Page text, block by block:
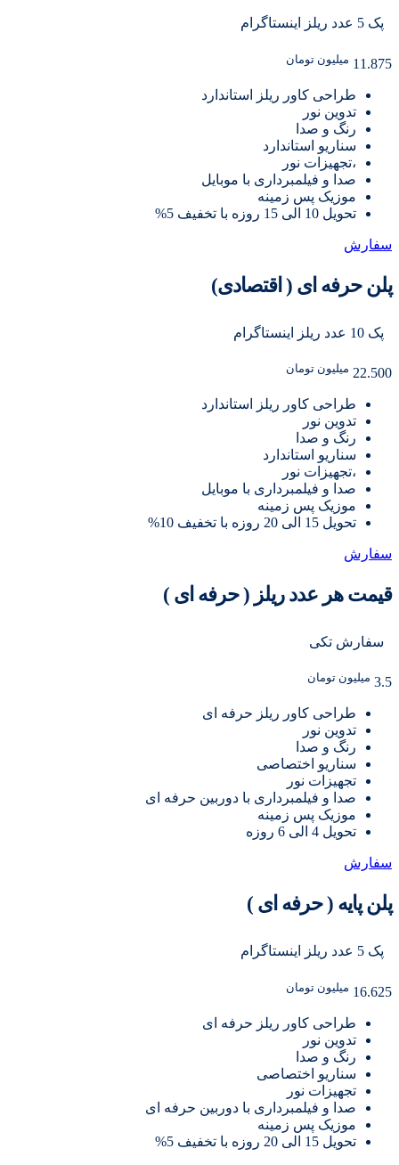
پک 5 عدد ریلز اینستاگرام
11.875 میلیون تومان
طراحی کاور ریلز استاندارد
تدوین نور
رنگ و صدا
سناریو استاندارد
،تجهیزات نور
صدا و فیلمبرداری با موبایل
موزیک پس زمینه
تحویل 10 الی 15 روزه با تخفیف 5%
سفارش
پلن حرفه ای ( اقتصادی)
پک 10 عدد ریلز اینستاگرام
22.500 میلیون تومان
طراحی کاور ریلز استاندارد
تدوین نور
رنگ و صدا
سناریو استاندارد
،تجهیزات نور
صدا و فیلمبرداری با موبایل
موزیک پس زمینه
تحویل 15 الی 20 روزه با تخفیف 10%
سفارش
قیمت هر عدد ریلز ( حرفه ای )
سفارش تکی
3.5 میلیون تومان
طراحی کاور ریلز حرفه ای
تدوین نور
رنگ و صدا
سناریو اختصاصی
تجهیزات نور
صدا و فیلمبرداری با دوربین حرفه ای
موزیک پس زمینه
تحویل 4 الی 6 روزه
سفارش
پلن پایه ( حرفه ای )
پک 5 عدد ریلز اینستاگرام
16.625 میلیون تومان
طراحی کاور ریلز حرفه ای
تدوین نور
رنگ و صدا
سناریو اختصاصی
تجهیزات نور
صدا و فیلمبرداری با دوربین حرفه ای
موزیک پس زمینه
تحویل 15 الی 20 روزه با تخفیف 5%